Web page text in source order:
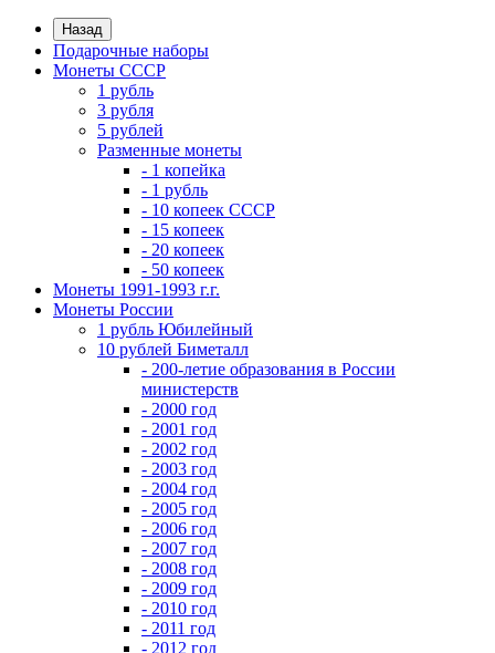
Назад
Подарочные наборы
Монеты СССР
1 рубль
3 рубля
5 рублей
Разменные монеты
- 1 копейка
- 1 рубль
- 10 копеек СССР
- 15 копеек
- 20 копеек
- 50 копеек
Монеты 1991-1993 г.г.
Монеты России
1 рубль Юбилейный
10 рублей Биметалл
- 200-летие образования в России
министерств
- 2000 год
- 2001 год
- 2002 год
- 2003 год
- 2004 год
- 2005 год
- 2006 год
- 2007 год
- 2008 год
- 2009 год
- 2010 год
- 2011 год
- 2012 год